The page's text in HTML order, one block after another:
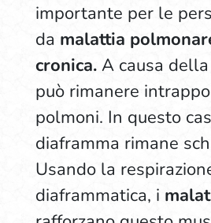
importante per le
da malattia
cronica.A causa della
può rimanere
polmoni. In questo
diaframma rimane
Usando la
diaframmatica, i